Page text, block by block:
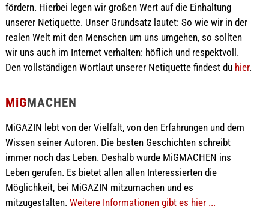
fördern. Hierbei legen wir großen Wert auf die Einhaltung
unserer Netiquette. Unser Grundsatz lautet: So wie wir in der
realen Welt mit den Menschen um uns umgehen, so sollten
wir uns auch im Internet verhalten: höflich und respektvoll.
Den vollständigen Wortlaut unserer Netiquette findest du hier.
MiGMACHEN
MiGAZIN lebt von der Vielfalt, von den Erfahrungen und dem
Wissen seiner Autoren. Die besten Geschichten schreibt
immer noch das Leben. Deshalb wurde MiGMACHEN ins
Leben gerufen. Es bietet allen allen Interessierten die
Möglichkeit, bei MiGAZIN mitzumachen und es
mitzugestalten. Weitere Informationen gibt es hier ...